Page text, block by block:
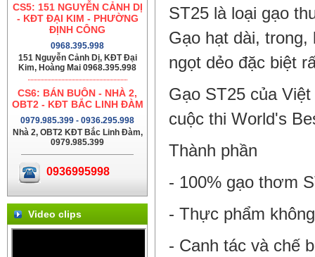
CS5: 151 NGUYỄN CẢNH DỊ
- KĐT ĐẠI KIM - PHƯỜNG
ĐỊNH CÔNG
0968.395.998
151 Nguyễn Cảnh Dị, KĐT Đại
Kim, Hoàng Mai 0968.395.998
CS6: BÁN BUÔN - NHÀ 2,
OBT2 - KĐT BẮC LINH ĐÀM
0979.985.399 - 0936.295.998
Nhà 2, OBT2 KĐT Bắc Linh Đàm,
0979.985.399
0936995998
Video clips
ST25 là loại gạo
Gạo hạt dài,
ngọt dẻo đặc biệt
Gạo ST25 của
cuộc thi World's
Thành phần
- 100% gạo thơm
- Thực phẩm
- Canh tác và chế